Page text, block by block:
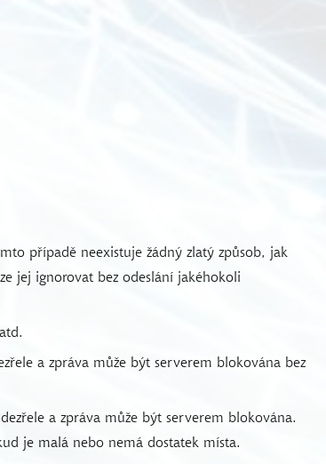
případě neexistuje žádný zlatý způsob, jak
jej ignorovat bez odeslání jakéhokoli
a zpráva může být serverem blokována bez
a zpráva může být serverem blokována.
je malá nebo nemá dostatek místa.